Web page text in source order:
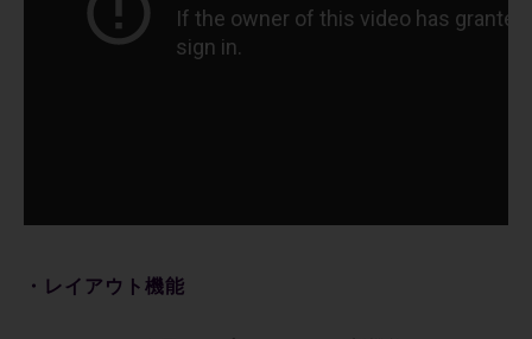
・レイアウト機能